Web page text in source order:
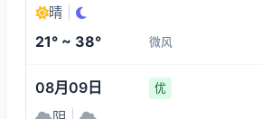
1-3
28°
晴
21° ~ 38° 微风
08月09日 优